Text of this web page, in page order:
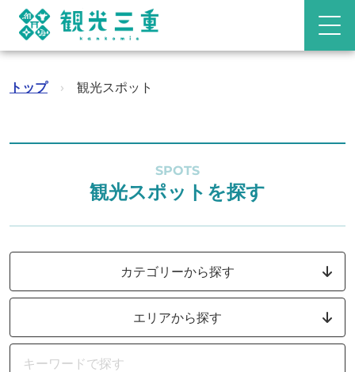
トップ › 観光スポット
SPOTS
観光スポットを探す
カテゴリーから探す
エリアから探す